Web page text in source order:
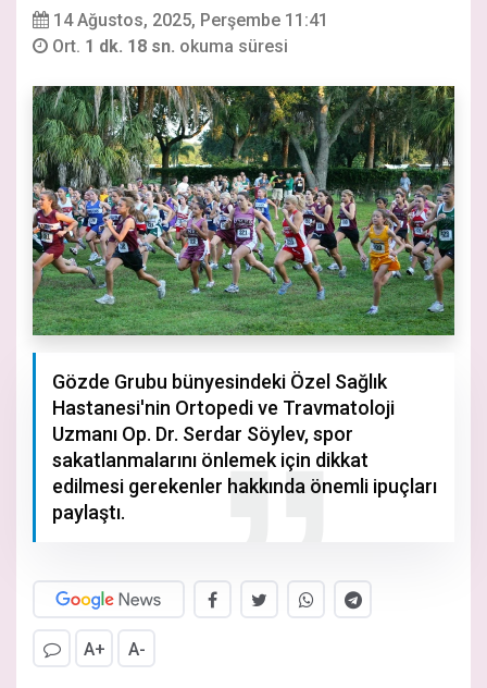
14 Ağustos, 2025, Perşembe 11:41
Ort. 1 dk. 18 sn. okuma süresi
Gözde Grubu bünyesindeki Özel Sağlık
Hastanesi'nin Ortopedi ve Travmatoloji
Uzmanı Op. Dr. Serdar Söylev, spor
sakatlanmalarını önlemek için dikkat
edilmesi gerekenler hakkında önemli ipuçları
paylaştı.
A+ A-